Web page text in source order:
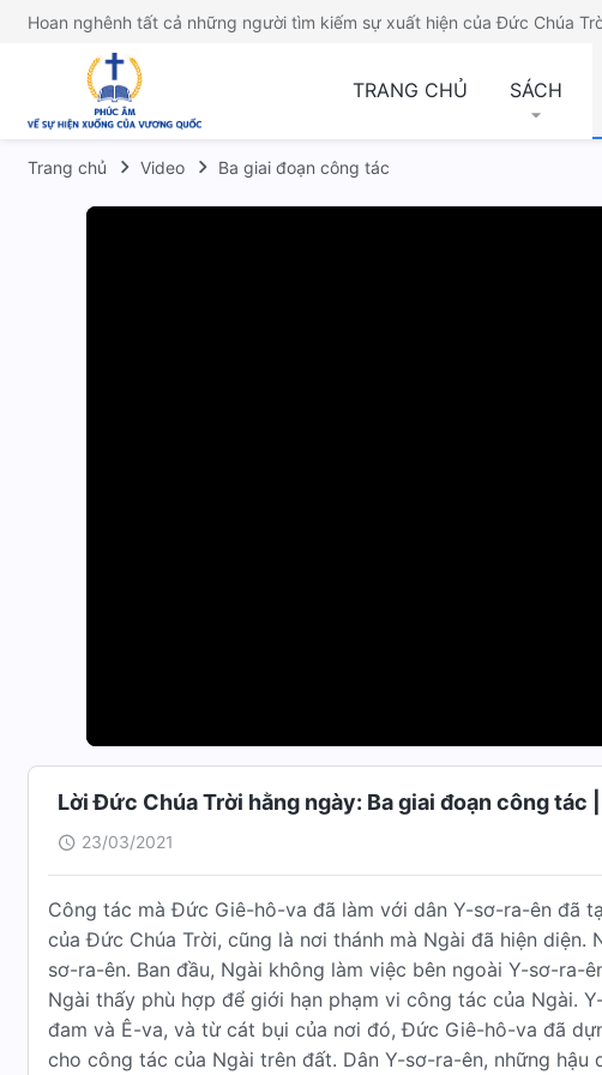
Hoan nghênh tất cả những người tìm kiếm sự xuất hiện của Đức Chúa
TRANG CHỦ SÁCH
Trang chủ Video Ba giai đoạn công tác
Lời Đức Chúa Trời hằng ngày: Ba giai đoạn công tác
23/03/2021
Công tác mà Đức Giê-hô-va đã làm với dân Y-sơ-ra-ên đã
của Đức Chúa Trời, cũng là nơi thánh mà Ngài đã hiện
sơ-ra-ên. Ban đầu, Ngài không làm việc bên ngoài Y-sơ-ra-
Ngài thấy phù hợp để giới hạn phạm vi công tác của Ngài.
đam và Ê-va, và từ cát bụi của nơi đó, Đức Giê-hô-va đã
cho công tác của Ngài trên đất. Dân Y-sơ-ra-ên, những hậu